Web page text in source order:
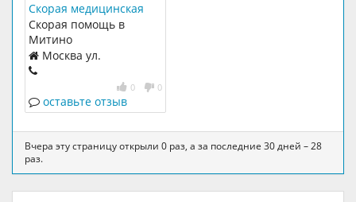
Скорая медицинская
помощь Подстанция №
49
Скорая помощь в
Митино
Москва ул.
Барышиха, 53
+7(495)751-
30-03
0 0
оставьте отзыв
Вчера эту страницу открыли 0 раз, а за последние 30 дней – 28
раз.